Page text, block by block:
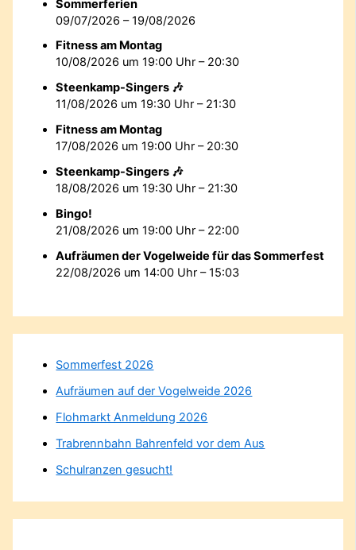
Sommerferien
09/07/2026 – 19/08/2026
Fitness am Montag
10/08/2026 um 19:00 Uhr – 20:30
Steenkamp-Singers 🎶
11/08/2026 um 19:30 Uhr – 21:30
Fitness am Montag
17/08/2026 um 19:00 Uhr – 20:30
Steenkamp-Singers 🎶
18/08/2026 um 19:30 Uhr – 21:30
Bingo!
21/08/2026 um 19:00 Uhr – 22:00
Aufräumen der Vogelweide für das Sommerfest
22/08/2026 um 14:00 Uhr – 15:03
Sommerfest 2026
Aufräumen auf der Vogelweide 2026
Flohmarkt Anmeldung 2026
Trabrennbahn Bahrenfeld vor dem Aus
Schulranzen gesucht!